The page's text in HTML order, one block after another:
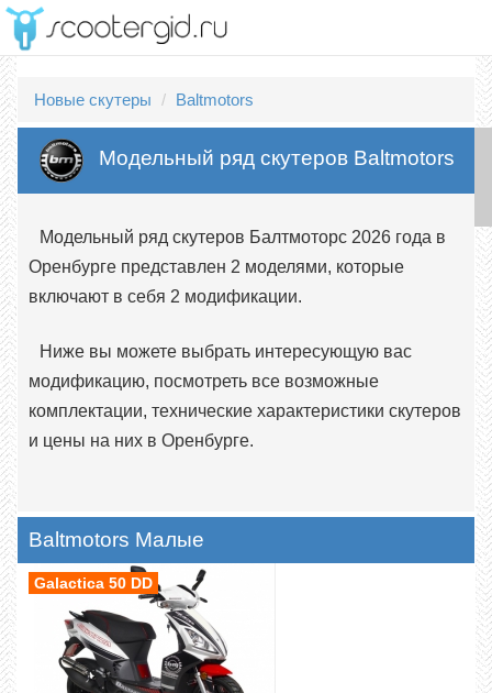
Новые скутеры Baltmotors
Модельный ряд скутеров Baltmotors
Модельный ряд скутеров Балтмоторс 2026 года в
Оренбурге представлен 2 моделями, которые
включают в себя 2 модификации.
Ниже вы можете выбрать интересующую вас
модификацию, посмотреть все возможные
комплектации, технические характеристики скутеров
и цены на них в Оренбурге.
Baltmotors Малые
Galactica 50 DD